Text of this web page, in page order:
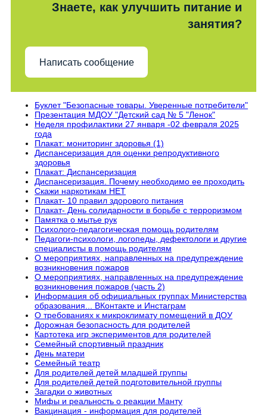
Знаете, как улучшить питание и
занятия?
Написать сообщение
Буклет "Безопасные товары. Уверенные потребители"
Презентация МДОУ "Детский сад № 5 "Ленок"
Неделя профилактики 27 января -02 февраля 2025
года
Плакат: мониторинг здоровья (1)
Диспансеризация для оценки репродуктивного
здоровья
Плакат: Диспансеризация
Диспансеризация. Почему необходимо ее проходить
Скажи наркотикам НЕТ
Плакат- 10 правил здорового питания
Плакат- День солидарности в борьбе с терроризмом
Памятка о мытье рук
Психолого-педагогическая помощь родителям
Педагоги-психологи, логопеды, дефектологи и другие
специалисты в помощь родителям
О мероприятиях, направленных на предупреждение
возникновения пожаров
О мероприятиях, направленных на предупреждение
возникновения пожаров (часть 2)
Информация об официальных группах Министерства
образования... ВКонтакте и Инстаграм
О требованиях к микроклимату помещений в ДОУ
Дорожная безопасность для родителей
Картотека игр экспериментов для родителей
Семейный спортивный праздник
День матери
Семейный театр
Для родителей детей младшей группы
Для родителей детей подготовительной группы
Загадки о животных
Мифы и реальность о реакции Манту
Вакцинация - информация для родителей